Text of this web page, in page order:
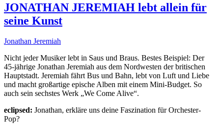
JONATHAN JEREMIAH lebt allein für
seine Kunst
Jonathan Jeremiah
Nicht jeder Musiker lebt in Saus und Braus. Bestes Beispiel: Der
45-jährige Jonathan Jeremiah aus dem Nordwesten der britischen
Hauptstadt. Jeremiah fährt Bus und Bahn, lebt von Luft und Liebe
und macht großartige epische Alben mit einem Mini-Budget. So
auch sein sechstes Werk „We Come Alive“.
eclipsed: Jonathan, erkläre uns deine Faszination für Orchester-
Pop?